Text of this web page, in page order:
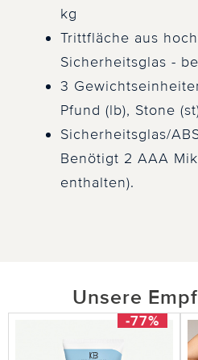
kg
Trittfläche aus
Sicherheitsglas -
3
Pfund (lb), Stone
Sicherheitsglas/
Benötigt 2 AAA
enthalten).
Unsere
-77%